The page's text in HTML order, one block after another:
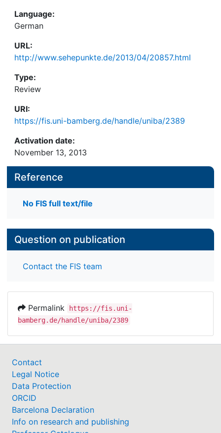
Language:
German
URL:
http://www.sehepunkte.de/2013/04/20857.html
Type:
Review
URI:
https://fis.uni-bamberg.de/handle/uniba/2389
Activation date:
November 13, 2013
Reference
No FIS full text/file
Question on publication
Contact the FIS team
Permalink
https://fis.uni-
bamberg.de/handle/uniba/2389
Contact
Legal Notice
Data Protection
ORCID
Barcelona Declaration
Info on research and publishing